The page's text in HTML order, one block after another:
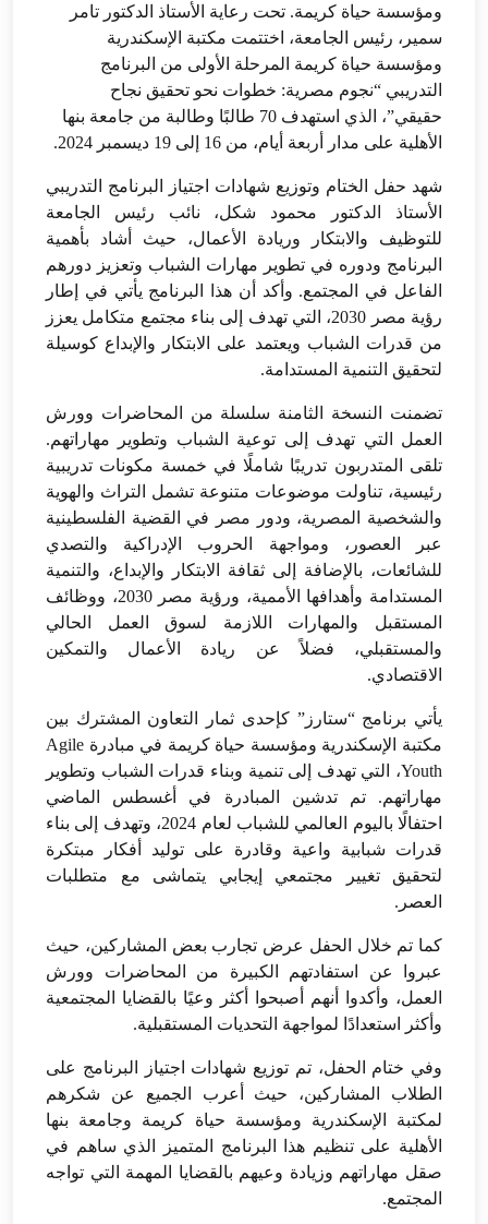
ومؤسسة حياة كريمة. تحت رعاية الأستاذ الدكتور تامر
سمير، رئيس الجامعة، اختتمت مكتبة الإسكندرية
ومؤسسة حياة كريمة المرحلة الأولى من البرنامج
التدريبي “نجوم مصرية: خطوات نحو تحقيق نجاح
حقيقي”، الذي استهدف 70 طالبًا وطالبة من جامعة بنها
الأهلية على مدار أربعة أيام، من 16 إلى 19 ديسمبر 2024.
شهد حفل الختام وتوزيع شهادات اجتياز البرنامج التدريبي
الأستاذ الدكتور محمود شكل، نائب رئيس الجامعة
للتوظيف والابتكار وريادة الأعمال، حيث أشاد بأهمية
البرنامج ودوره في تطوير مهارات الشباب وتعزيز دورهم
الفاعل في المجتمع. وأكد أن هذا البرنامج يأتي في إطار
رؤية مصر 2030، التي تهدف إلى بناء مجتمع متكامل يعزز
من قدرات الشباب ويعتمد على الابتكار والإبداع كوسيلة
لتحقيق التنمية المستدامة.
تضمنت النسخة الثامنة سلسلة من المحاضرات وورش
العمل التي تهدف إلى توعية الشباب وتطوير مهاراتهم.
تلقى المتدربون تدريبًا شاملًا في خمسة مكونات تدريبية
رئيسية، تناولت موضوعات متنوعة تشمل التراث والهوية
والشخصية المصرية، ودور مصر في القضية الفلسطينية
عبر العصور، ومواجهة الحروب الإدراكية والتصدي
للشائعات، بالإضافة إلى ثقافة الابتكار والإبداع، والتنمية
المستدامة وأهدافها الأممية، ورؤية مصر 2030، ووظائف
المستقبل والمهارات اللازمة لسوق العمل الحالي
والمستقبلي، فضلاً عن ريادة الأعمال والتمكين
الاقتصادي.
يأتي برنامج “ستارز” كإحدى ثمار التعاون المشترك بين
مكتبة الإسكندرية ومؤسسة حياة كريمة في مبادرة Agile
Youth، التي تهدف إلى تنمية وبناء قدرات الشباب وتطوير
مهاراتهم. تم تدشين المبادرة في أغسطس الماضي
احتفالًا باليوم العالمي للشباب لعام 2024، وتهدف إلى بناء
قدرات شبابية واعية وقادرة على توليد أفكار مبتكرة
لتحقيق تغيير مجتمعي إيجابي يتماشى مع متطلبات
العصر.
كما تم خلال الحفل عرض تجارب بعض المشاركين، حيث
عبروا عن استفادتهم الكبيرة من المحاضرات وورش
العمل، وأكدوا أنهم أصبحوا أكثر وعيًا بالقضايا المجتمعية
وأكثر استعدادًا لمواجهة التحديات المستقبلية.
وفي ختام الحفل، تم توزيع شهادات اجتياز البرنامج على
الطلاب المشاركين، حيث أعرب الجميع عن شكرهم
لمكتبة الإسكندرية ومؤسسة حياة كريمة وجامعة بنها
الأهلية على تنظيم هذا البرنامج المتميز الذي ساهم في
صقل مهاراتهم وزيادة وعيهم بالقضايا المهمة التي تواجه
المجتمع.